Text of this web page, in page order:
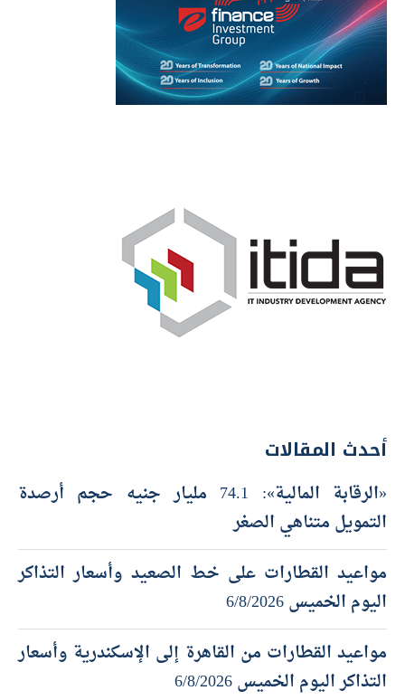
أحدث المقالات
«الرقابة المالية»: 74.1 مليار جنيه حجم أرصدة
التمويل متناهي الصغر
مواعيد القطارات على خط الصعيد وأسعار التذاكر
اليوم الخميس 6/8/2026
مواعيد القطارات من القاهرة إلى الإسكندرية وأسعار
التذاكر اليوم الخميس 6/8/2026